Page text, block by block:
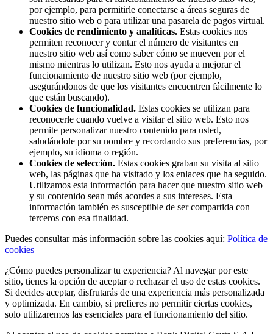
por ejemplo, para permitirle conectarse a áreas seguras de
nuestro sitio web o para utilizar una pasarela de pagos virtual.
Cookies de rendimiento y analíticas. Estas cookies nos
permiten reconocer y contar el número de visitantes en
nuestro sitio web así como saber cómo se mueven por el
mismo mientras lo utilizan. Esto nos ayuda a mejorar el
funcionamiento de nuestro sitio web (por ejemplo,
asegurándonos de que los visitantes encuentren fácilmente lo
que están buscando).
Cookies de funcionalidad. Estas cookies se utilizan para
reconocerle cuando vuelve a visitar el sitio web. Esto nos
permite personalizar nuestro contenido para usted,
saludándole por su nombre y recordando sus preferencias, por
ejemplo, su idioma o región.
Cookies de selección. Estas cookies graban su visita al sitio
web, las páginas que ha visitado y los enlaces que ha seguido.
Utilizamos esta información para hacer que nuestro sitio web
y su contenido sean más acordes a sus intereses. Esta
información también es susceptible de ser compartida con
terceros con esa finalidad.
Puedes consultar más información sobre las cookies aquí: Política de
cookies
¿Cómo puedes personalizar tu experiencia? Al navegar por este
sitio, tienes la opción de aceptar o rechazar el uso de estas cookies.
Si decides aceptar, disfrutarás de una experiencia más personalizada
y optimizada. En cambio, si prefieres no permitir ciertas cookies,
solo utilizaremos las esenciales para el funcionamiento del sitio.